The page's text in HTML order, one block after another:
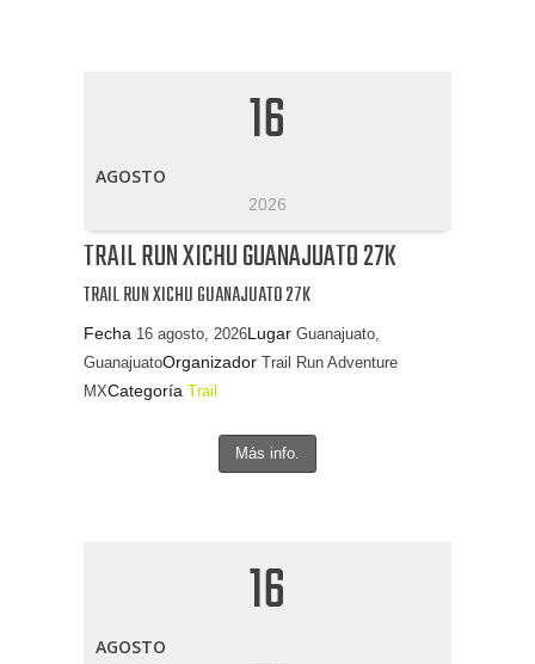
16
AGOSTO
2026
TRAIL RUN XICHU GUANAJUATO 27K
TRAIL RUN XICHU GUANAJUATO 27K
Fecha 16 agosto, 2026Lugar Guanajuato,
GuanajuatoOrganizador Trail Run Adventure
MXCategoría Trail
Más info.
16
AGOSTO